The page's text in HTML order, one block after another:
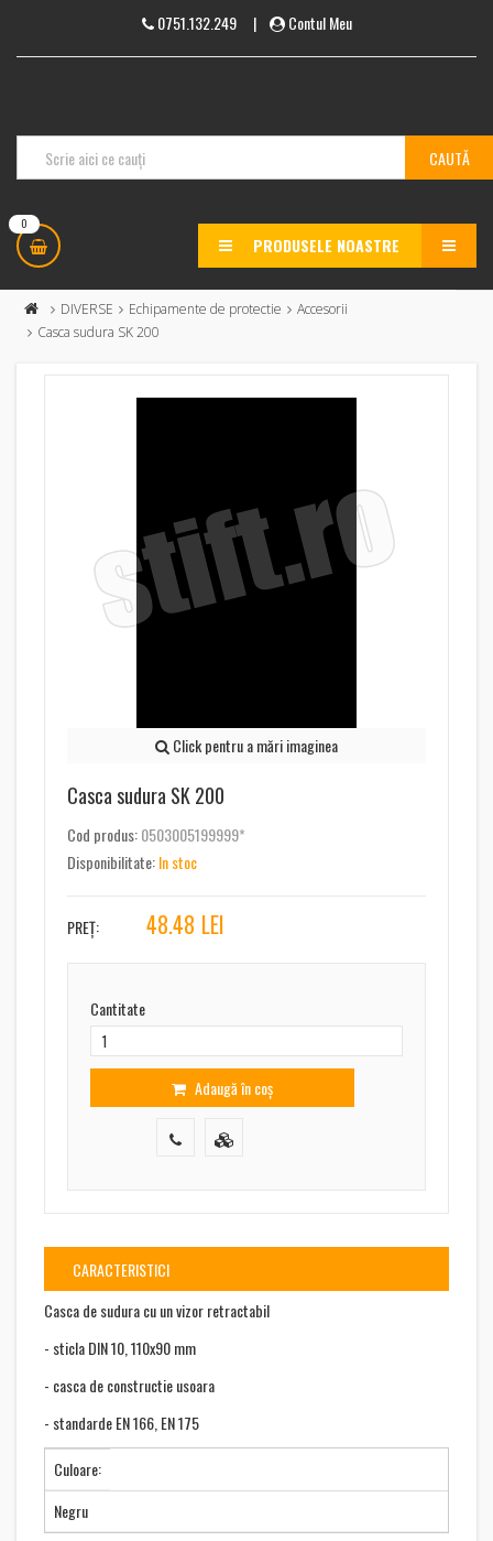
0751.132.249| Contul Meu
0
PRODUSELE NOASTRE MENU
DIVERSE Echipamente de protectie
Accesorii
Casca sudura SK 200
Click pentru a mări imaginea
Casca sudura SK 200
Cod produs:0503005199999*
Disponibilitate:In stoc
PREȚ: 48.48 LEI
Cantitate
Adaugă în coș
CARACTERISTICI
Casca de sudura cu un vizor retractabil
- sticla DIN 10, 110x90 mm
- casca de constructie usoara
- standarde EN 166, EN 175
Culoare:
Negru